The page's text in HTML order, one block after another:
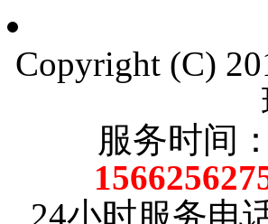
Copyright (C)
服务时间：
24小时服务电